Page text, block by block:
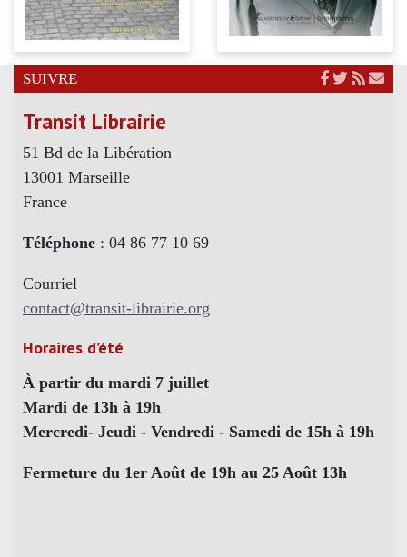
SUIVRE
Transit Librairie
51 Bd de la Libération
13001 Marseille
France
Téléphone : 04 86 77 10 69
Courriel
contact@transit-librairie.org
Horaires d’été
À partir du mardi 7 juillet
Mardi de 13h à 19h
Mercredi- Jeudi - Vendredi - Samedi de 15h à 19h
Fermeture du 1er Août de 19h au 25 Août 13h